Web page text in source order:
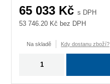
65 033 Kčs DPH
53 746.20 Kč bez DPH
Na skladě Kdy dostanu zboží?